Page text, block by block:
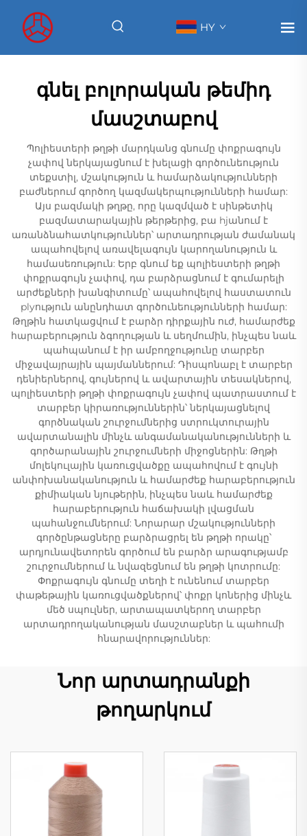
HY
գնել բոլորական թեմիդ
մասշտաբով
Պոլիեստերի թղթի մարդկանց գնումը փոքրագույն
չափով ներկայացնում է խելացի գործունեություն
տեքստիլ, մշակություն և համարձակությունների
բաժներում գործող կազմակերպությունների համար:
Այս բազմակի թղթը, որը կազմված է սինթետիկ
բազմատարակային թերթերից, բա hjանում է
առանձնահատկություններ՝ արտադրության ժամանակ
ապահովելով առավելագույն կարողանություն և
համասեռություն: Երբ գնում եք պոլիեստերի թղթի
փոքրագույն չափով, դա բարձրացնում է գումարելի
արժեքների խանգիտումը՝ ապահովելով հաստատուն
plyություն անընդհատ գործունեությունների համար:
Թղթին հատկացվում է բարձր դիրքային ուժ, համարժեք
հարաբերություն ձգողության և սեղմումին, ինչպես նաև
պահպանում է իր ամբողջությունը տարբեր
միջավայրային պայմաններում: Դիսպոնաբլ է տարբեր
դենիերներով, գույներով և ավարտային տեսակներով,
պոլիեստերի թղթի փոքրագույն չափով պատրաստում է
տարբեր կիրառություններին՝ ներկայացնելով
գործնական շուրջումներից ստրուկտուրային
ավարտանալին մինչև անգամանականությունների և
գործարանային շուրջումների միջոցներին: Թղթի
մոլեկուլային կառուցվածքը ապահովում է գույնի
անփոխանականություն և համարժեք հարաբերություն
քիմիական նյութերին, ինչպես նաև համարժեք
հարաբերություն հաճախակի լվացման
պահանջումներում: Նորարար մշակությունների
գործընթացները բարձրացրել են թղթի որակը՝
արդյունավետորեն գործում են բարձր արագությամբ
շուրջումներում և նվազեցնում են թղթի կոտրումը:
Փոքրագույն գնումը տեղի է ունենում տարբեր
փաթեթային կառուցվածքներով՝ փոքր կոներից մինչև
մեծ սպուլներ, արտապատկերող տարբեր
արտադրողականության մասշտաբներ և պահումի
հնարավորություններ:
Նոր արտադրանքի
թողարկում